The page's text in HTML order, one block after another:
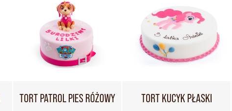
TORT PATROL PIES RÓŻOWY TORT KUCYK PŁASKI